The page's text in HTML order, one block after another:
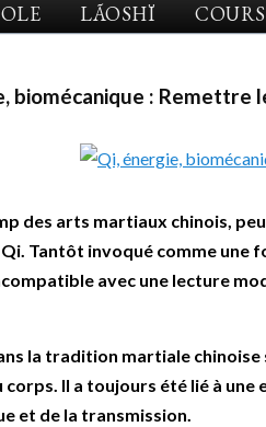
LÃOSHÏ COURS
biomécanique : Remettre
des arts martiaux chinois,
Qi. Tantôt invoqué comme
avec une lecture
la tradition martiale chinoise
corps. Il a toujours été lié à
et de la transmission.